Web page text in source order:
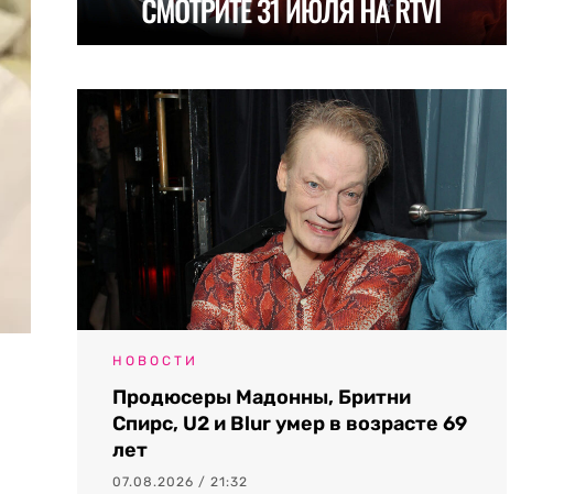
НОВОСТИ
Продюсеры Мадонны, Бритни
Спирс, U2 и Blur умер в возрасте 69
лет
07.08.2026 / 21:32